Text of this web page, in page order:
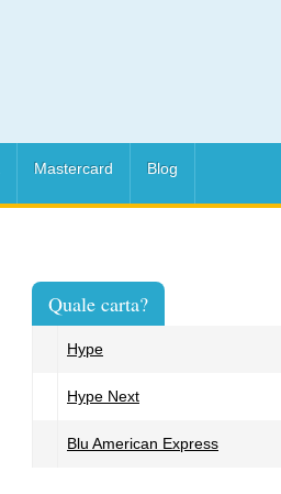
Mastercard Blog
Quale carta?
Hype
Hype Next
Blu American Express